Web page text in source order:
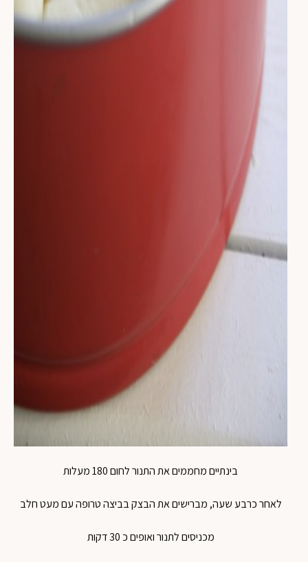
בינתיים מחממים את התנור לחום 180 מעלות
לאחר כרבע שעה, מברישים את הבצק בביצה טרופה עם מעט חלב
מכניסים לתנור ואופים כ 30 דקות